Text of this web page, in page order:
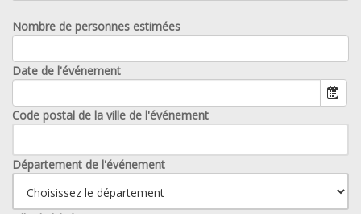
Nombre de personnes estimées
Date de l'événement
Code postal de la ville de l'événement
Département de l'événement